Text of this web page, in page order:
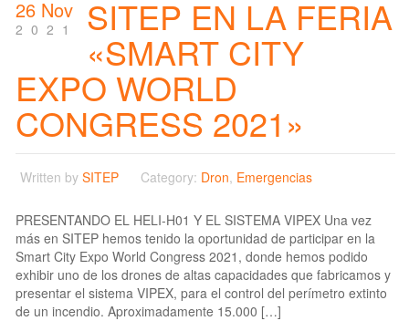
26 Nov
2021 SITEP EN LA FERIA
«SMART CITY
EXPO WORLD
CONGRESS 2021»
Written by SITEP Category: Dron, Emergencias
PRESENTANDO EL HELI-H01 Y EL SISTEMA VIPEX Una vez
más en SITEP hemos tenido la oportunidad de participar en la
Smart City Expo World Congress 2021, donde hemos podido
exhibir uno de los drones de altas capacidades que fabricamos y
presentar el sistema VIPEX, para el control del perímetro extinto
de un incendio. Aproximadamente 15.000 […]